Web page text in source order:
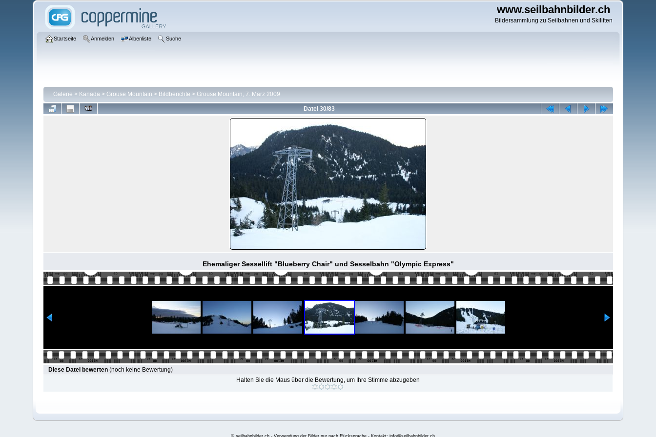
www.seilbahnbilder.ch
Bildersammlung zu Seilbahnen und Skiliften
Startseite Anmelden Albenliste Suche
Galerie > Kanada> Grouse Mountain > Bildberichte > Grouse Mountain, 7. März 2009
Datei 30/83
Ehemaliger Sessellift "Blueberry Chair" und Sesselbahn "Olympic Express"
Diese Datei bewerten(noch keine Bewertung)
Halten Sie die Maus über die Bewertung, um Ihre Stimme abzugeben
© seilbahnbilder.ch - Verwendung der Bilder nur nach Rücksprache - Kontakt: info@seilbahnbilder.ch